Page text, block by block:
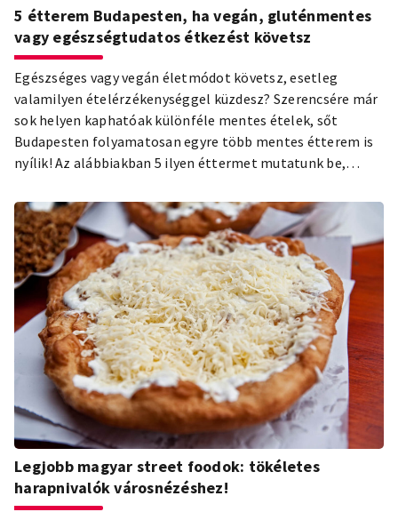
5 étterem Budapesten, ha vegán, gluténmentes
vagy egészségtudatos étkezést követsz
Egészséges vagy vegán életmódot követsz, esetleg
valamilyen ételérzékenységgel küzdesz? Szerencsére már
sok helyen kaphatóak különféle mentes ételek, sőt
Budapesten folyamatosan egyre több mentes étterem is
nyílik! Az alábbiakban 5 ilyen éttermet mutatunk be,
palettáját erősítik.
Legjobb magyar street foodok: tökéletes
harapnivalók városnézéshez!